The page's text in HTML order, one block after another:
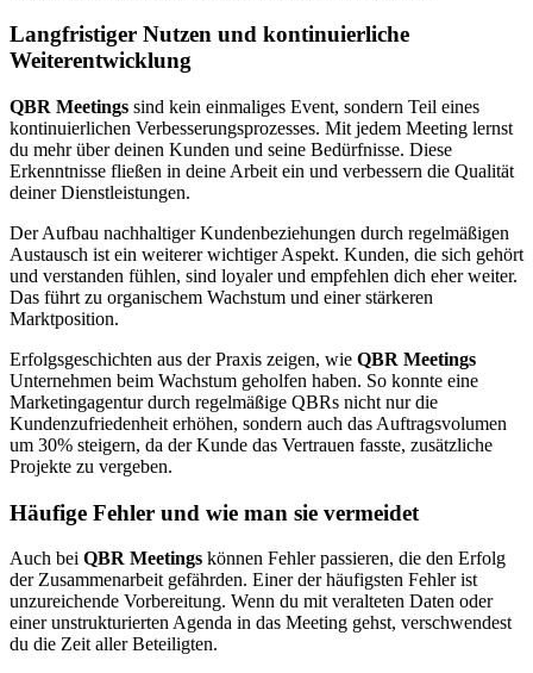
Langfristiger Nutzen und kontinuierliche
Weiterentwicklung
QBR Meetings sind kein einmaliges Event, sondern Teil eines
kontinuierlichen Verbesserungsprozesses. Mit jedem Meeting lernst
du mehr über deinen Kunden und seine Bedürfnisse. Diese
Erkenntnisse fließen in deine Arbeit ein und verbessern die Qualität
deiner Dienstleistungen.
Der Aufbau nachhaltiger Kundenbeziehungen durch regelmäßigen
Austausch ist ein weiterer wichtiger Aspekt. Kunden, die sich gehört
und verstanden fühlen, sind loyaler und empfehlen dich eher weiter.
Das führt zu organischem Wachstum und einer stärkeren
Marktposition.
Erfolgsgeschichten aus der Praxis zeigen, wie QBR Meetings
Unternehmen beim Wachstum geholfen haben. So konnte eine
Marketingagentur durch regelmäßige QBRs nicht nur die
Kundenzufriedenheit erhöhen, sondern auch das Auftragsvolumen
um 30% steigern, da der Kunde das Vertrauen fasste, zusätzliche
Projekte zu vergeben.
Häufige Fehler und wie man sie vermeidet
Auch bei QBR Meetings können Fehler passieren, die den Erfolg
der Zusammenarbeit gefährden. Einer der häufigsten Fehler ist
unzureichende Vorbereitung. Wenn du mit veralteten Daten oder
einer unstrukturierten Agenda in das Meeting gehst, verschwendest
du die Zeit aller Beteiligten.